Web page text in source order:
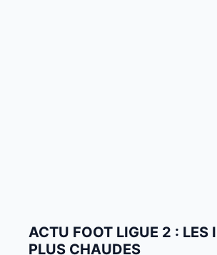
ACTU FOOT LIGUE 2 : LES
PLUS CHAUDES